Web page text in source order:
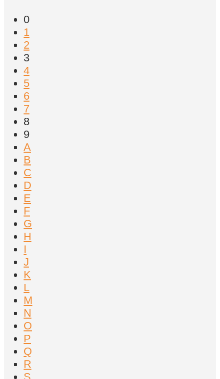
0
1
2
3
4
5
6
7
8
9
A
B
C
D
E
F
G
H
I
J
K
L
M
N
O
P
Q
R